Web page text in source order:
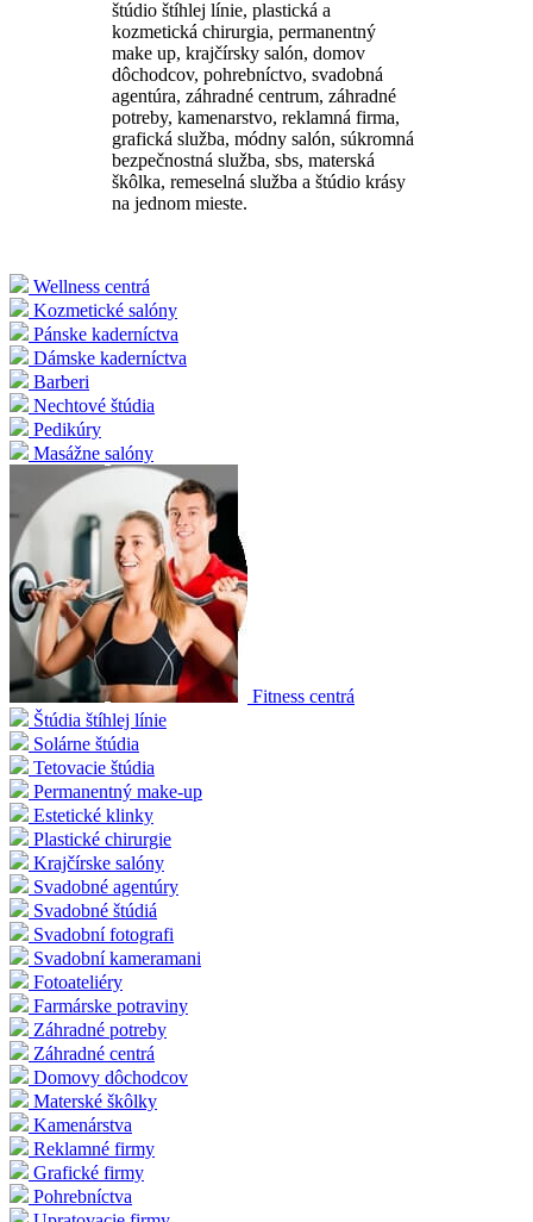
štúdio štíhlej línie, plastická a
kozmetická chirurgia, permanentný
make up, krajčírsky salón, domov
dôchodcov, pohrebníctvo, svadobná
agentúra, záhradné centrum, záhradné
potreby, kamenarstvo, reklamná firma,
grafická služba, módny salón, súkromná
bezpečnostná služba, sbs, materská
škôlka, remeselná služba a štúdio krásy
na jednom mieste.
Wellness centrá
Kozmetické salóny
Pánske kaderníctva
Dámske kaderníctva
Barberi
Nechtové štúdia
Pedikúry
Masážne salóny
Fitness centrá
Štúdia štíhlej línie
Solárne štúdia
Tetovacie štúdia
Permanentný make-up
Estetické klinky
Plastické chirurgie
Krajčírske salóny
Svadobné agentúry
Svadobné štúdiá
Svadobní fotografi
Svadobní kameramani
Fotoateliéry
Farmárske potraviny
Záhradné potreby
Záhradné centrá
Domovy dôchodcov
Materské škôlky
Kamenárstva
Reklamné firmy
Grafické firmy
Pohrebníctva